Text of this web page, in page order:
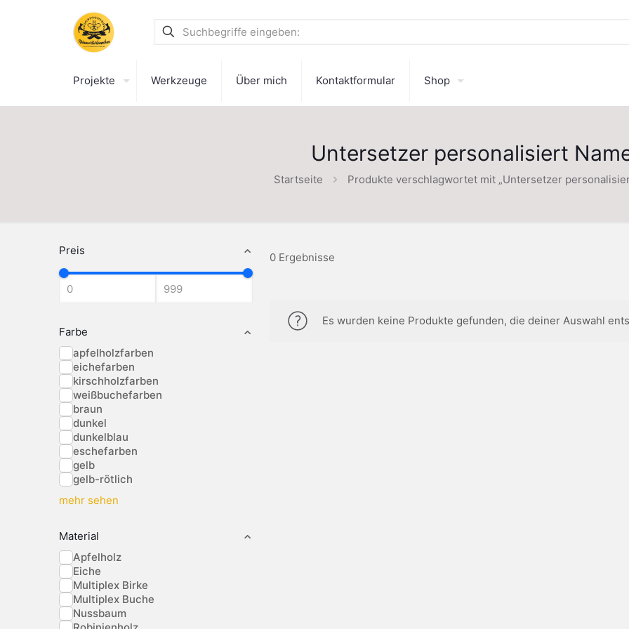
Projekte Werkzeuge Über mich Kontaktformular Shop
Untersetzer personalisiert
Startseite Produkte verschlagwortet mit „Untersetzer
Preis
Farbe
apfelholzfarben
eichefarben
kirschholzfarben
weißbuchefarben
braun
dunkel
dunkelblau
eschefarben
gelb
gelb-rötlich
mehr sehen
Material
Apfelholz
Eiche
Multiplex Birke
Multiplex Buche
Nussbaum
0 Ergebnisse
Es wurden keine Produkte gefunden, die deiner Auswahl